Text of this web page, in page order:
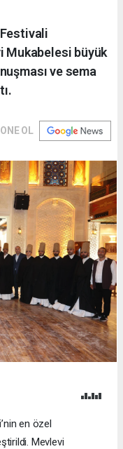
Mukabelesi büyük
ve sema
OL
en özel
Mevlevi